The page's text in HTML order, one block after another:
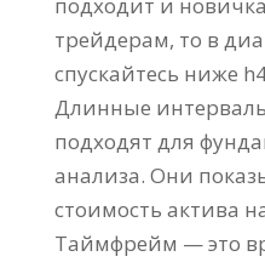
трейдерам, то в
спускайтесь ниже
Длинные
подходят для
анализа. Они
стоимость актива
Таймфрейм — это